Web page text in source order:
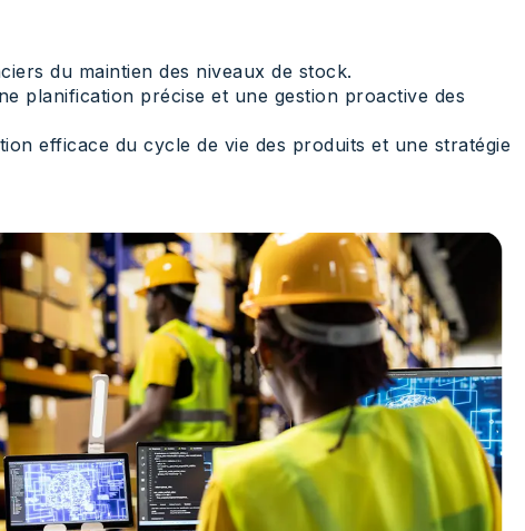
du maintien des niveaux de stock.
planification précise et une gestion proactive des
efficace du cycle de vie des produits et une stratégie